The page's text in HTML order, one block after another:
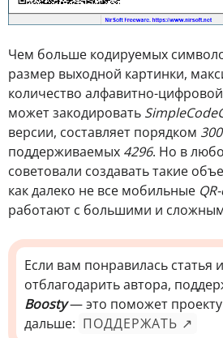
Чем больше кодируемых
размер выходной картинки,
количество алфавитно-
может закодировать
версии, составляет порядком
поддерживаемых 4296. Но в
советовали создавать такие
как далеко не все мобильные
работают с большими и
Если вам понравилась статья
отблагодарить автора,
Boosty— это поможет проекту
дальше: ПОДДЕРЖАТЬ ↗